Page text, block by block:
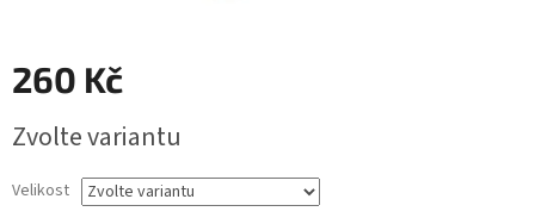
260 Kč
cena:
Zvolte variantu
Velikost